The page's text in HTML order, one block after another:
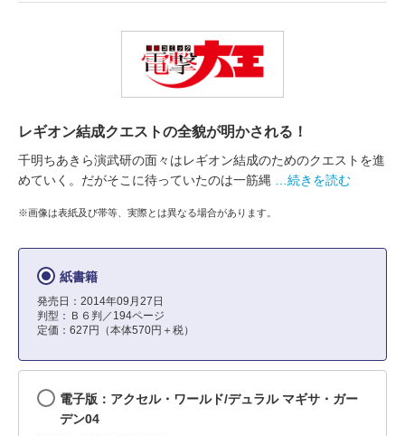
レギオン結成クエストの全貌が明かされる！
千明ちあきら演武研の面々はレギオン結成のためのクエストを進
めていく。だがそこに待っていたのは一筋縄
…続きを読む
※画像は表紙及び帯等、実際とは異なる場合があります。
紙書籍
発売日：2014年09月27日
判型：Ｂ６判／194ページ
定価：627円（本体570円＋税）
電子版：アクセル・ワールド/デュラル マギサ・ガー
デン04